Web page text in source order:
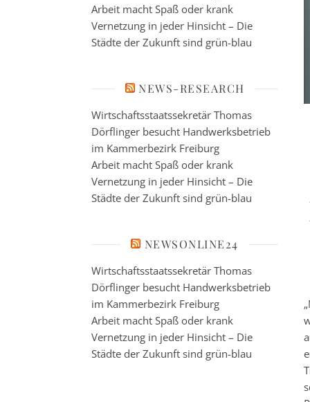
Arbeit macht Spaß oder krank
Vernetzung in jeder Hinsicht – Die
Städte der Zukunft sind grün-blau
NEWS-RESEARCH
Wirtschaftsstaatssekretär Thomas
Dörflinger besucht Handwerksbetrieb
im Kammerbezirk Freiburg
Arbeit macht Spaß oder krank
Vernetzung in jeder Hinsicht – Die
Städte der Zukunft sind grün-blau
NEWSONLINE24
Wirtschaftsstaatssekretär Thomas
Dörflinger besucht Handwerksbetrieb
im Kammerbezirk Freiburg
Arbeit macht Spaß oder krank
Vernetzung in jeder Hinsicht – Die
Städte der Zukunft sind grün-blau